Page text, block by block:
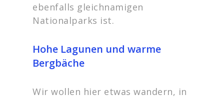
ebenfalls gleichnamigen
Nationalparks ist.
Hohe Lagunen und warme
Bergbäche
Wir wollen hier etwas wandern, in